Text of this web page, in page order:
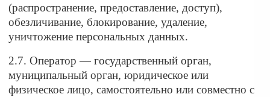
(распространение, предоставление, доступ),
обезличивание, блокирование, удаление,
уничтожение персональных данных.
2.7. Оператор — государственный орган,
муниципальный орган, юридическое или
физическое лицо, самостоятельно или совместно с